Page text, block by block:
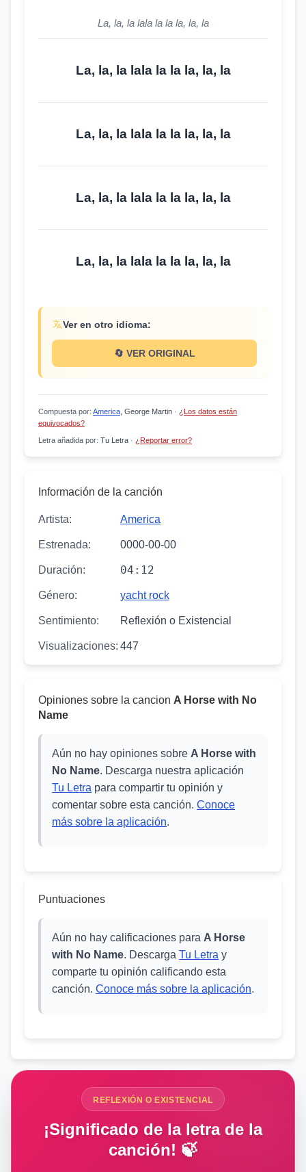
La, la, la lala la la la, la, la
La, la, la lala la la la, la, la
La, la, la lala la la la, la, la
La, la, la lala la la la, la, la
La, la, la lala la la la, la, la
Ver en otro idioma:
🔄 VER ORIGINAL
Compuesta por: America , George Martin · ¿Los datos están
equivocados?
Letra añadida por: Tu Letra · ¿Reportar error?
Información de la canción
Artista: America
Estrenada: 0000-00-00
Duración: 04:12
Género: yacht rock
Sentimiento: Reflexión o Existencial
Visualizaciones: 447
Opiniones sobre la cancion A Horse with No
Name
Aún no hay opiniones sobre A Horse with
No Name. Descarga nuestra aplicación
Tu Letra para compartir tu opinión y
comentar sobre esta canción. Conoce
más sobre la aplicación.
Puntuaciones
Aún no hay calificaciones para A Horse
with No Name. Descarga Tu Letra y
comparte tu opinión calificando esta
canción. Conoce más sobre la aplicación.
REFLEXIÓN O EXISTENCIAL
¡Significado de la letra de la
canción! 🍃